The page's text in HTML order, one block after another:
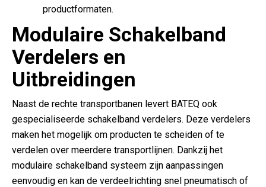
productformaten.
Modulaire Schakelband
Verdelers en
Uitbreidingen
Naast de rechte transportbanen levert BATEQ ook
gespecialiseerde schakelband verdelers. Deze verdelers
maken het mogelijk om producten te scheiden of te
verdelen over meerdere transportlijnen. Dankzij het
modulaire schakelband systeem zijn aanpassingen
eenvoudig en kan de verdeelrichting snel pneumatisch of